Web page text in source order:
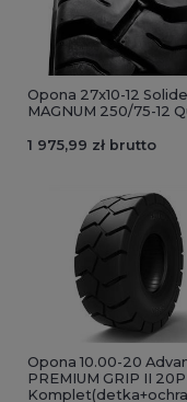
Opona 27x10-12
MAGNUM 250/75-12
1 975,99 zł brutto
Opona 10.00-20
PREMIUM GRIP II